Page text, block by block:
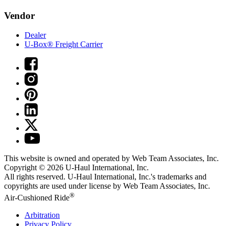
Vendor
Dealer
U-Box® Freight Carrier
This website is owned and operated by Web Team Associates, Inc.
Copyright © 2026 U-Haul International, Inc.
All rights reserved. U-Haul International, Inc.'s trademarks and
copyrights are used under license by Web Team Associates, Inc.
Air-Cushioned Ride®
Arbitration
Privacy Policy